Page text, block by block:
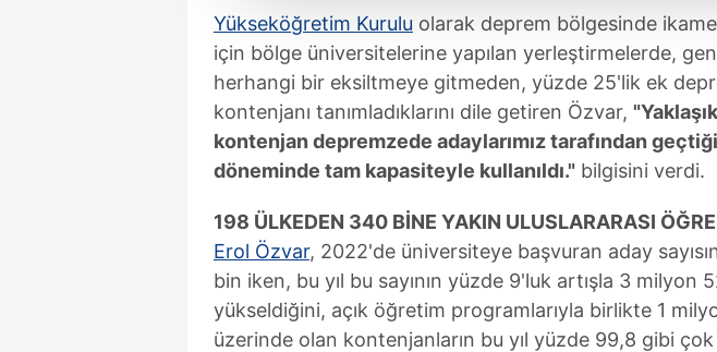
amacıyla kullanılmaktadır. Diğer çerezler, sitemizin daha
reklam/pazarlama faaliyetlerinin yapılması, amaçlarıyla
Çerezlere ilişkin tercihlerinizi aşağıda yer alan panel
butonuna tıklayabilir,Çerez Bilgilendirme Metnimiziziyaret
mevzuata uygun olarak kullanılan çerezlerle ilgili bilgi almak
Yükseköğretim Kurulu olarak deprem bölgesinde
için bölge üniversitelerine yapılan yerleştirmelerde,
herhangi bir eksiltmeye gitmeden, yüzde 25'lik ek
kontenjanı tanımladıklarını dile getiren Özvar,
kontenjan depremzede adaylarımız tarafından
döneminde tam kapasiteyle kullanıldı." bilgisini verdi.
198 ÜLKEDEN 340 BİNE YAKIN ULUSLARARASI
Erol Özvar, 2022'de üniversiteye başvuran aday
bin iken, bu yıl bu sayının yüzde 9'luk artışla 3 milyon
yükseldiğini, açık öğretim programlarıyla birlikte 1
üzerinde olan kontenjanların bu yıl yüzde 99,8 gibi